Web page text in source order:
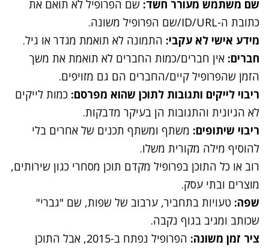
שם משתמש מעורר חשד: שם הפרופיל לא תואם את
כתובת ה-ID/URL/שם הפרופיל משונה.
מידע אישי לא עקבי: התמונה לא תואמת מגדר או גיל.
חברים: אין חברים/כמות החברים לא תואמת את משך
הזמן שהפרופיל קיים/החברים הם גם מזויפים.
ריבוי לייקים ותגובות לתוכן שהוא מפרסם: כמות לייקים
לא הגיונית והתגובות הן בעיקר מדבקות.
ריבוי שיתופים: משתף ומשתף תכנים של אחרים בלי
להוסיף מילה מקורית משלו.
רוב או כל התוכן בפרופיל מקדם תוכן מסחרי כגון שירותים,
מוצרים ובתי עסק.
שפה: טעויות בתחביר, ערבוב של שפות, שם "גברי"
שכותב ומגיב בגוף נקבה.
ציר זמן משונה:
הפרופיל נפתח ב-2015, אבל התוכן